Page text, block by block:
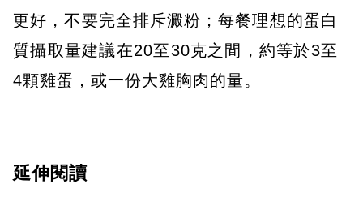
更好，不要完全排斥澱粉；每餐理想的蛋白
質攝取量建議在20至30克之間，約等於3至
4顆雞蛋，或一份大雞胸肉的量。
延伸閱讀